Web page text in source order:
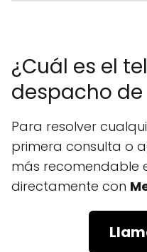
¿Cuál es el
despacho
Para resolver
primera consulta o
más recomendable
directamente con